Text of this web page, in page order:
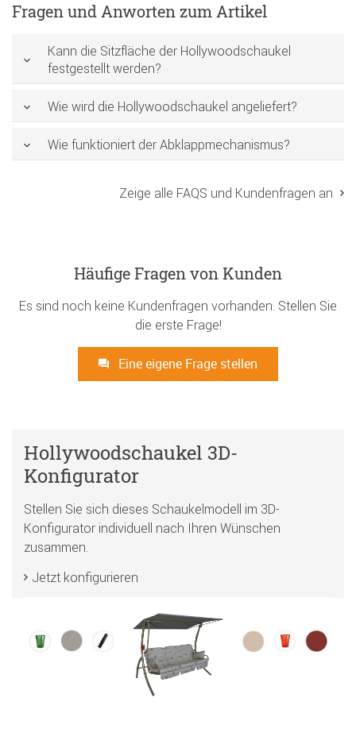
Fragen und Anworten zum Artikel
Kann die Sitzfläche der Hollywoodschaukel
festgestellt werden?
Wie wird die Hollywoodschaukel angeliefert?
Wie funktioniert der Abklappmechanismus?
Zeige alle FAQS und Kundenfragen an
Häufige Fragen von Kunden
Es sind noch keine Kundenfragen vorhanden. Stellen Sie
die erste Frage!
Eine eigene Frage stellen
Hollywoodschaukel 3D-
Konfigurator
Stellen Sie sich dieses Schaukelmodell im 3D-
Konfigurator individuell nach Ihren Wünschen
zusammen.
Jetzt konfigurieren